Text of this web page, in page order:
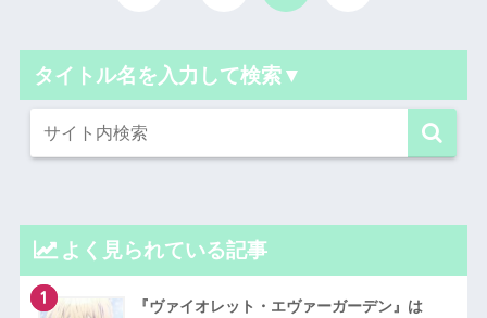
タイトル名を入力して検索▼
よく見られている記事
1
『ヴァイオレット・エヴァーガーデン』は